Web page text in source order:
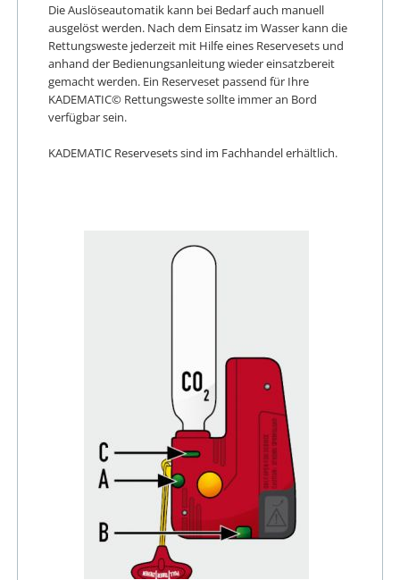
Die Auslöseautomatik kann bei Bedarf auch manuell
ausgelöst werden. Nach dem Einsatz im Wasser kann die
Rettungsweste jederzeit mit Hilfe eines Reservesets und
anhand der Bedienungsanleitung wieder einsatzbereit
gemacht werden. Ein Reserveset passend für Ihre
KADEMATIC© Rettungsweste sollte immer an Bord
verfügbar sein.
KADEMATIC Reservesets sind im Fachhandel erhältlich.